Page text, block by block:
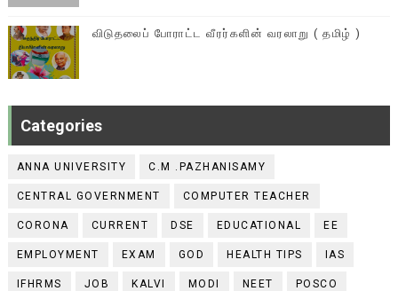
விடுதலைப் போராட்ட வீரர்களின் வரலாறு ( தமிழ் )
Categories
ANNA UNIVERSITY C.M .PAZHANISAMY
CENTRAL GOVERNMENT COMPUTER TEACHER
CORONA CURRENT DSE EDUCATIONAL EE
EMPLOYMENT EXAM GOD HEALTH TIPS IAS
IFHRMS JOB KALVI MODI NEET POSCO